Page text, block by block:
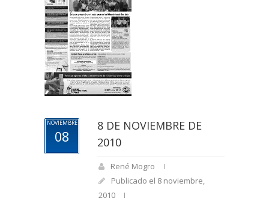
NOVIEMBRE
08
8 DE NOVIEMBRE DE
2010
René Mogro
Publicado el 8 noviembre,
2010